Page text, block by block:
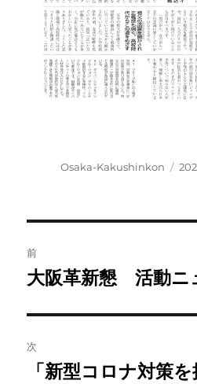
投
Osaka-Kakushinkon
投
稿
ビ
ゲ
前
前
投
稿:
大阪革新懇 活動ニ
次
次「新型コロナ対策